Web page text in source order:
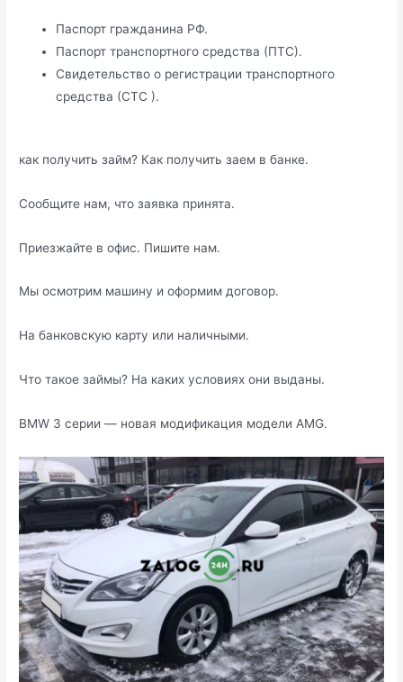
Паспорт гражданина РФ.
Паспорт транспортного средства (ПТС).
Свидетельство о регистрации транспортного
средства (СТС ).
как получить займ? Как получить заем в банке.
Сообщите нам, что заявка принята.
Приезжайте в офис. Пишите нам.
Мы осмотрим машину и оформим договор.
На банковскую карту или наличными.
Что такое займы? На каких условиях они выданы.
BMW 3 серии — новая модификация модели AMG.